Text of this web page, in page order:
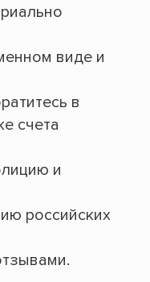
виде и
в
счета
и
российских